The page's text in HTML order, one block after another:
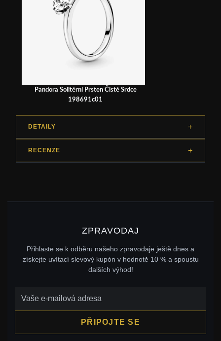
Pandora Solitérní Prsten Čisté Srdce
198691c01
DETAILY
RECENZE
ZPRAVODAJ
Přihlaste se k odběru našeho zpravodaje ještě dnes a
získejte uvítací slevový kupón v hodnotě 10 % a spoustu
dalších výhod!
PŘIPOJTE SE